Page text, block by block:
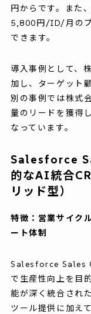
円からです。また
5,800円/ID/月のプ
できます。
導入事例として、
加し、ターゲット
別の事例では株式
量のリードを獲得
なっています。
Salesforce
的なAI統合
リッド型）
特徴：営業サイク
ート体制
Salesforce Sales
で生産性向上を目
能が深く統合され
ツール提供に加え